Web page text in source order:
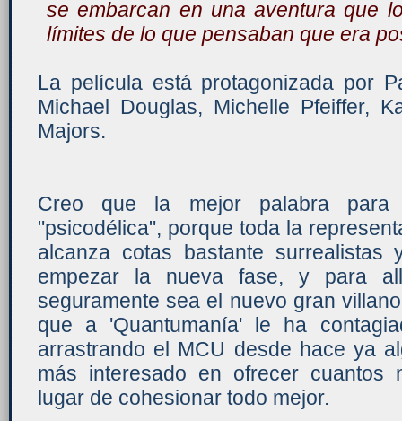
se embarcan en una aventura que
límites de lo que pensaban que era
La película está protagonizada por
Michael Douglas, Michelle Pfeiffer,
Majors.
Creo que la mejor palabra
"psicodélica", porque toda la
alcanza cotas bastante surrealistas
empezar la nueva fase, y para
seguramente sea el nuevo gran
que a 'Quantumanía' le ha
arrastrando el MCU desde hace ya
más interesado en ofrecer cuantos
lugar de cohesionar todo mejor.